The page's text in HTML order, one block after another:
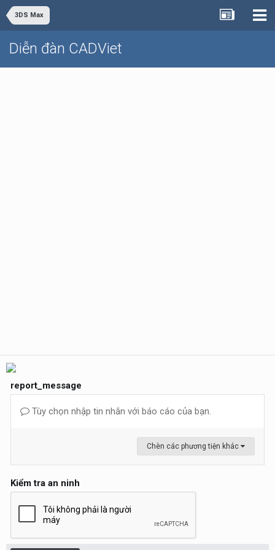
3DS Max
Diễn đàn CADViet
report_message
Tùy chọn nhập tin nhắn với báo cáo của bạn.
Chèn các phương tiện khác
Kiểm tra an ninh